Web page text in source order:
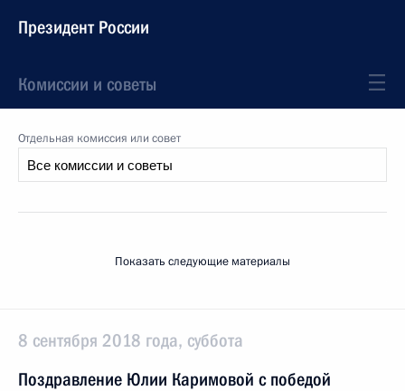
Президент России
Комиссии и советы
Отдельная комиссия или совет
Показать следующие материалы
8 сентября 2018 года, суббота
Поздравление Юлии Каримовой с победой